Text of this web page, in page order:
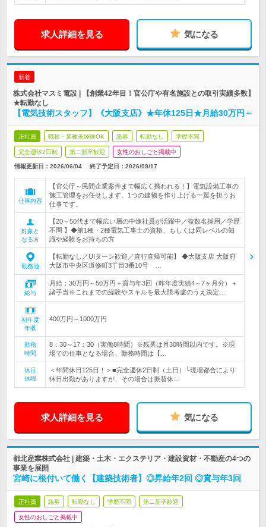
求人詳細を見る 気になる
新着
株式会社マスミ電設 | 【創業42年目！官公庁や有名施設との取引実績多数】
★転勤なし
【電気技術スタッフ】《大阪支店》★年休125日★月給30万円～
正社員 職種・業種未経験OK 急募 転勤なし 学歴不問
完全週休2日制 第二新卒歓迎 女性のおしごと掲載中
情報更新日：2026/06/04 終了予定日： 2026/09/17
仕事内容
【官公庁～民間企業案件まで幅広く携われる！】電気設備工事の
施工管理をお任せします。1つの建物を作り上げる一翼を担うお
仕事です。
対象と
なる方
【20－50代まで幅広い層の中途社員が活躍中／複数名採用／学歴
不問 】◆第1種・2種電気工事士の資格、もしくは同レベルの知
識や経験をお持ちの方
勤務地
【転勤なし／UIターン歓迎／直行直帰可能】 ◆大阪支店 大阪府
大阪市中央区道修町3丁目3番10号 …
給与
月給：30万円～50万円＋賞与年3回（昨年度実績4～7ヶ月分）＋
諸手当※これまでの経験やスキルを最大限考慮のうえ決定…
初年度
年収
400万円～1000万円
勤務
時間
8：30～17：30（実働8時間）※残業は月30時間以内です。※現
場での仕事となる場合、勤務時間は【…
休日
休暇
＜年間休日125日！＞■完全週休2日制（土日）└現場都合により
休日出勤がありますが、その場合は振替休…
求人詳細を見る 気になる
都北産業株式会社 | 建築・土木・エクステリア・建設資材・不動産の4つの
事業を展開
宮崎に根付いて働く【建築技術者】◎昇給年2回 ◎賞与年3回
正社員 急募 転勤なし 学歴不問 第二新卒歓迎
女性のおしごと掲載中